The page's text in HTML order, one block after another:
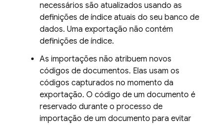
necessários são atualizados usando as
definições de índice atuais do seu banco de
dados. Uma exportação não contém
definições de índice.
As importações não atribuem novos
códigos de documentos. Elas usam os
códigos capturados no momento da
exportação. O código de um documento é
reservado durante o processo de
importação de um documento para evitar